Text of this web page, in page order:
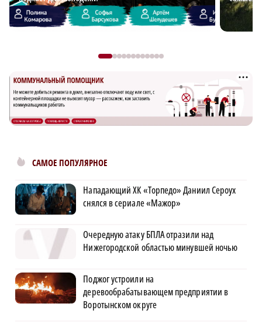
САМОЕ ПОПУЛЯРНОЕ
Нападающий ХК «Торпедо» Даниил Сероух
снялся в сериале «Мажор»
Очередную атаку БПЛА отразили над
Нижегородской областью минувшей ночью
Поджог устроили на
деревообрабатывающем предприятии в
Воротынском округе